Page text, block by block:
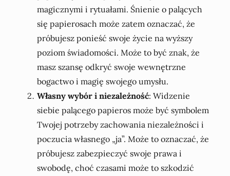
magicznymi i rytuałami. Śnienie o palących
się papierosach może zatem oznaczać, że
próbujesz ponieść swoje życie na wyższy
poziom świadomości. Może to być znak, że
masz szansę odkryć swoje wewnętrzne
bogactwo i magię swojego umysłu.
Własny wybór i niezależność: Widzenie
siebie palącego papieros może być symbolem
Twojej potrzeby zachowania niezależności i
poczucia własnego „ja”. Może to oznaczać, że
próbujesz zabezpieczyć swoje prawa i
swobodę, choć czasami może to szkodzić